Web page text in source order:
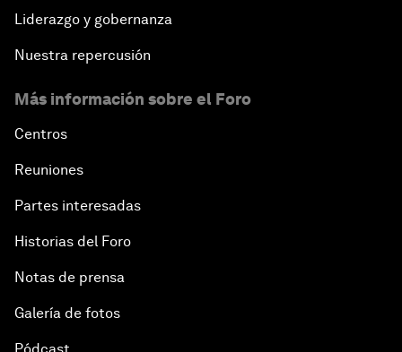
Liderazgo y gobernanza
Nuestra repercusión
Más información sobre el Foro
Centros
Reuniones
Partes interesadas
Historias del Foro
Notas de prensa
Galería de fotos